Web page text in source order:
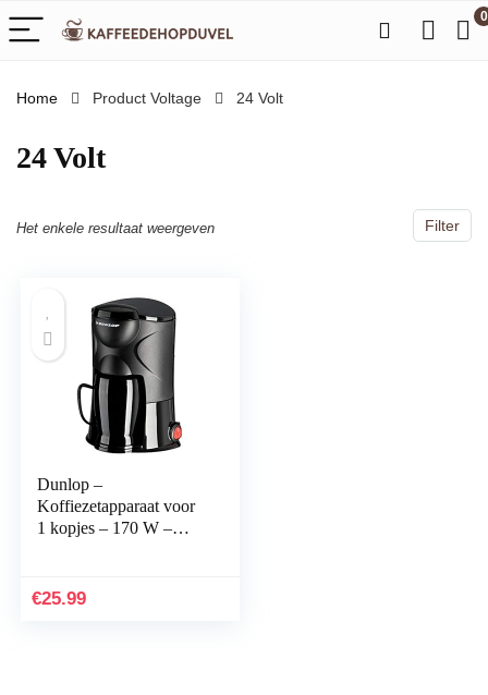
0
Home Product Voltage ‎24 Volt
‎24 Volt
Filter
Het enkele resultaat weergeven
Dunlop –
Koffiezetapparaat voor
1 kopjes – 170 W –
sigarettenaansteker –
€25.99